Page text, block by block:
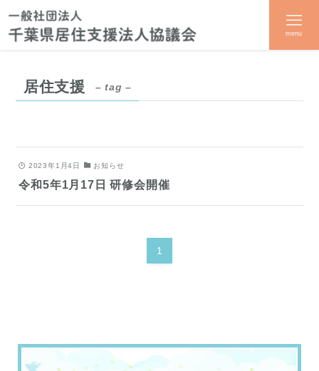
menu
居住支援 – tag –
2023年1月4日 お知らせ
令和5年1月17日 研修会開催
1